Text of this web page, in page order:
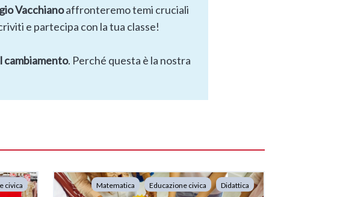
Vacchianoaffronteremo temi cruciali
e partecipa con la tua classe!
. Perché questa è la nostra
civica Matematica Educazione civica Didattica